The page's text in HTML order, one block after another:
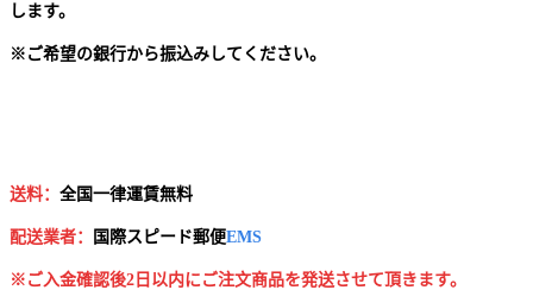
します。
※ ご希望の銀行から振込みしてください。
送料： 全国一律運賃無料
配送業者： 国 際スピード郵便EMS
※ご入金確認後2日以内にご注文商品を発送させて頂きます。